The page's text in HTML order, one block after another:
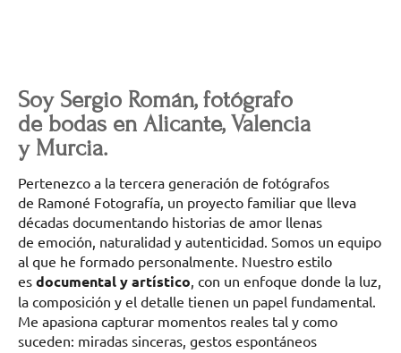
Soy Sergio Román, fotógrafo
de bodas en Alicante, Valencia
y Murcia.
Pertenezco a la tercera generación de fotógrafos
de Ramoné Fotografía, un proyecto familiar que lleva
décadas documentando historias de amor llenas
de emoción, naturalidad y autenticidad. Somos un equipo
al que he formado personalmente. Nuestro estilo
es documental y artístico , con un enfoque donde la luz,
la composición y el detalle tienen un papel fundamental.
Me apasiona capturar momentos reales tal y como
suceden: miradas sinceras, gestos espontáneos